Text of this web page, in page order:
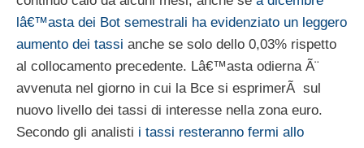
lâ€™asta dei Bot semestrali ha evidenziato un leggero
aumento dei tassi anche se solo dello 0,03% rispetto
al collocamento precedente. Lâ€™asta odierna Ã¨
avvenuta nel giorno in cui la Bce si esprimerÃ sul
nuovo livello dei tassi di interesse nella zona euro.
Secondo gli analisti i tassi resteranno fermi allo